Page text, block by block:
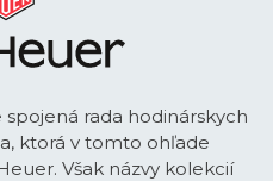
rada hodinárskych
ktorá v tomto ohľade
Však názvy kolekcií